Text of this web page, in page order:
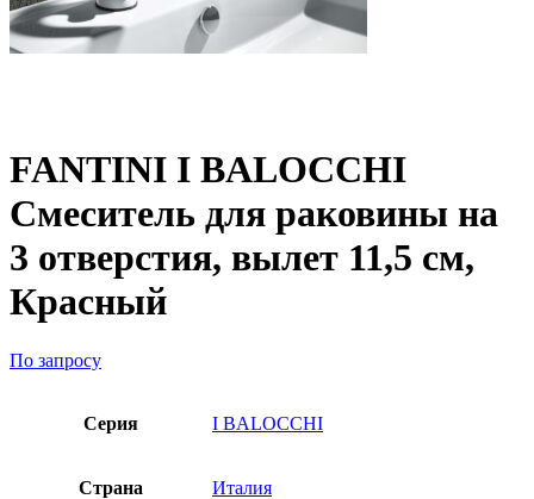
FANTINI I BALOCCHI
Смеситель для раковины на
3 отверстия, вылет 11,5 см,
Красный
По запросу
Серия I BALOCCHI
Страна Италия